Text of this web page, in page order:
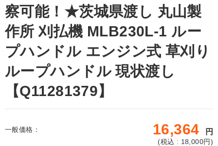
察可能！★茨城県渡し 丸山製
作所 刈払機 MLB230L-1 ルー
プハンドル エンジン式 草刈り
ループハンドル 現状渡し
【Q11281379】
一般価格： 16,364 円
(税込 : 18,000円)